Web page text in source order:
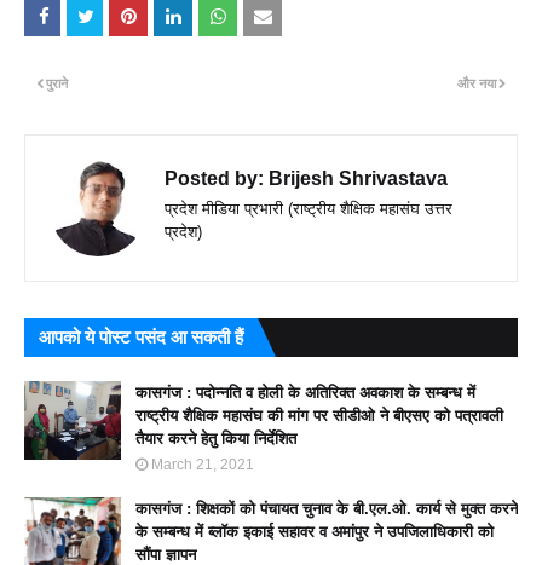
और नया
पुराने
Posted by: Brijesh Shrivastava
प्रदेश मीडिया प्रभारी (राष्ट्रीय शैक्षिक महासंघ उत्तर
प्रदेश)
आपको ये पोस्ट पसंद आ सकती हैं
कासगंज : पदोन्नति व होली के अतिरिक्त अवकाश के सम्बन्ध में
राष्ट्रीय शैक्षिक महासंघ की मांग पर सीडीओ ने बीएसए को पत्रावली
तैयार करने हेतु किया निर्देशित
March 21, 2021
कासगंज : शिक्षकों को पंचायत चुनाव के बी.एल.ओ. कार्य से मुक्त करने
के सम्बन्ध में ब्लॉक इकाई सहावर व अमांपुर ने उपजिलाधिकारी को
सौंपा ज्ञापन